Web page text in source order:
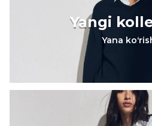
Yangi
Yana